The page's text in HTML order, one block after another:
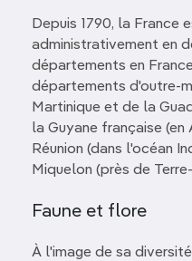
Depuis 1790, la France
administrativement en
départements en
départements d'outre-
Martinique et de la
la Guyane française (en
Réunion (dans l'océan
Miquelon (près de
Faune et flore
À l'image de sa